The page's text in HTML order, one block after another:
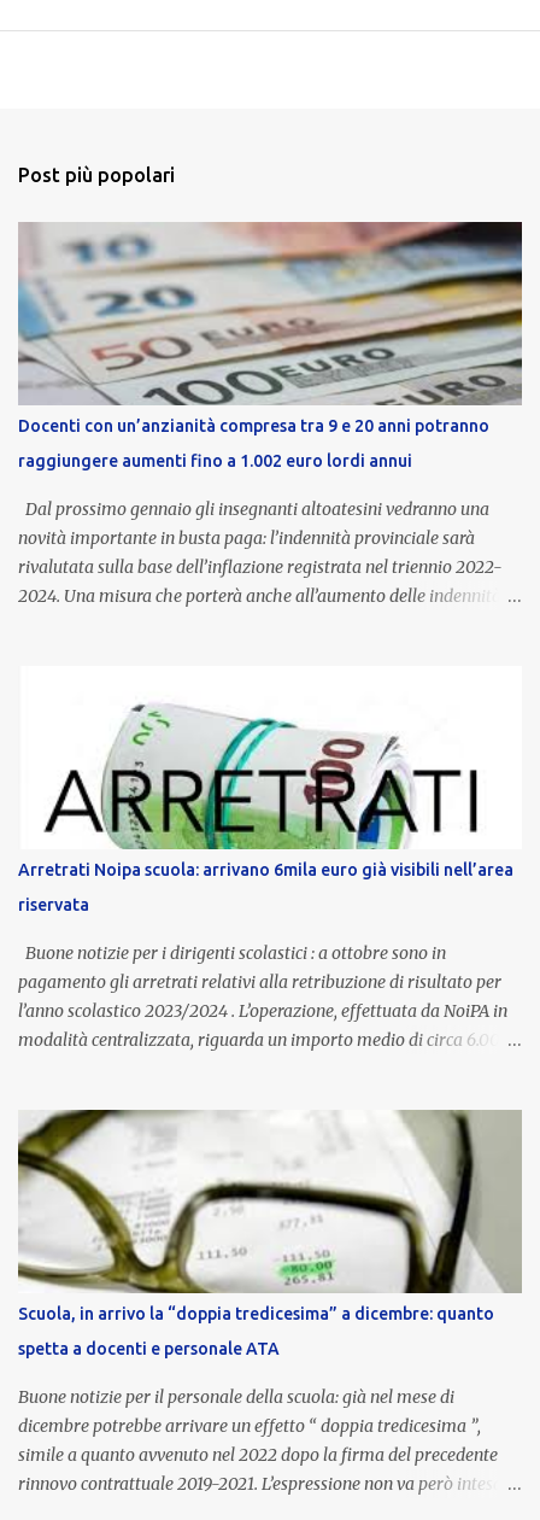
Post più popolari
Docenti con un’anzianità compresa tra 9 e 20 anni potranno
raggiungere aumenti fino a 1.002 euro lordi annui
Dal prossimo gennaio gli insegnanti altoatesini vedranno una
novità importante in busta paga: l’indennità provinciale sarà
rivalutata sulla base dell’inflazione registrata nel triennio 2022-
2024. Una misura che porterà anche all’aumento delle indennità di
dedicato alle donne vittime di violenza di genere, in linea con la
normativa nazionale e con l’obiettivo di offrire maggiore tutela e
supporto in situazioni delicate. L’indennità provinciale per i docenti
è un unicum in Italia: si tratta di una misura esclusiva della
Provincia autonoma di Bolzano, che integra in maniera stabile lo
stipendio nazionale grazie alle prerogative garantite
dall’autonomia locale. Non è un bonus temporaneo né un
compenso accessorio, ma una voce strutturale di retribuzione,
aggiornata periodicamente in base al cost...
Arretrati Noipa scuola: arrivano 6mila euro già visibili nell’area
riservata
Buone notizie per i dirigenti scolastici : a ottobre sono in
pagamento gli arretrati relativi alla retribuzione di risultato per
l’anno scolastico 2023/2024 . L’operazione, effettuata da NoiPA in
modalità centralizzata, riguarda un importo medio di circa 6.000
ordinaria di ottobre . Cos’è la retribuzione di risultato La
retribuzione di risultato rappresenta la parte variabile dello
stipendio dei dirigenti scolastici. Viene corrisposta per valorizzare
la qualità dell’attività svolta, la gestione delle risorse e il
raggiungimento degli obiettivi fissati dal Ministero dell’Istruzione
e del Merito (MIM) . Per l’anno scolastico 2023/2024, il MIM ha
completato la procedura di valutazione e trasmesso i dati a NoiPA,
che ha poi disposto la liquidazione automatica in busta paga . Gli
importi e le trattenute L’importo medio lordo riconosciuto è di 6....
Scuola, in arrivo la “doppia tredicesima” a dicembre: quanto
spetta a docenti e personale ATA
Buone notizie per il personale della scuola: già nel mese di
dicembre potrebbe arrivare un effetto “ doppia tredicesima ”,
simile a quanto avvenuto nel 2022 dopo la firma del precedente
rinnovo contrattuale 2019-2021. L’espressione non va però intesa in